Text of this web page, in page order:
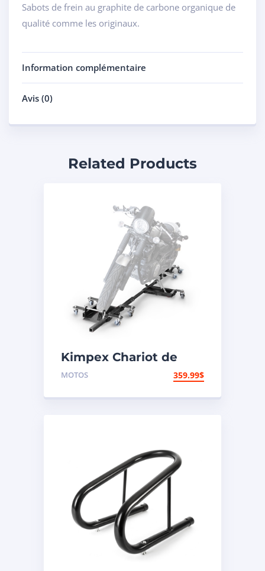
Sabots de frein au graphite de carbone organique de
qualité comme les originaux.
Information complémentaire
Avis (0)
Related Products
Kimpex Chariot de
transport long pour
motocyclette – sortie
avant 1500 lb
MOTOS 359.99$